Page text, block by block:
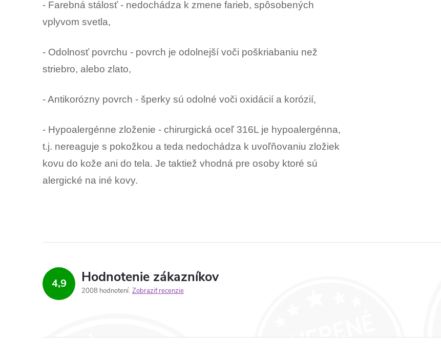
- Farebná stálosť - nedochádza k zmene farieb, spôsobených
vplyvom svetla,
- Odolnosť povrchu - povrch je odolnejší voči poškriabaniu než
striebro, alebo zlato,
- Antikorózny povrch - šperky sú odolné voči oxidácií a korózií,
- Hypoalergénne zloženie - chirurgická oceľ 316L je hypoalergénna,
t.j. nereaguje s pokožkou a teda nedochádza k uvoľňovaniu zložiek
kovu do kože ani do tela. Je taktiež vhodná pre osoby ktoré sú
alergické na iné kovy.
4,9 Hodnotenie zákazníkov
2008 hodnotení Zobraziť recenzie